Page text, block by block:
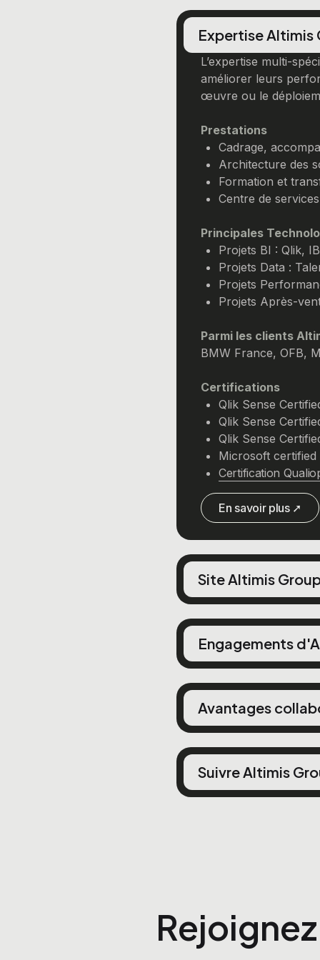
Expertise Altimis
L’expertise multi-
améliorer leurs
œuvre ou le
Prestations
Cadrage,
Architecture des
Formation et
Centre de
Principales
Projets BI : Qlik,
Projets Data :
Projets
Projets Après-
Parmi les clients
BMW France, OFB,
Certifications
Qlik Sense
Qlik Sense
Qlik Sense
Microsoft
Certification
En savoir plus ➚
Site Altimis
Engagements
Avantages
Suivre Altimis